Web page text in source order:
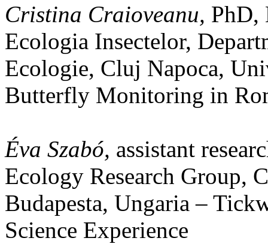
Cristina Craioveanu, PhD,
Ecologia Insectelor,
Ecologie, Cluj Napoca,
Butterfly Monitoring in
Éva Szabó, assistant
Ecology Research Group,
Budapesta, Ungaria –
Science Experience